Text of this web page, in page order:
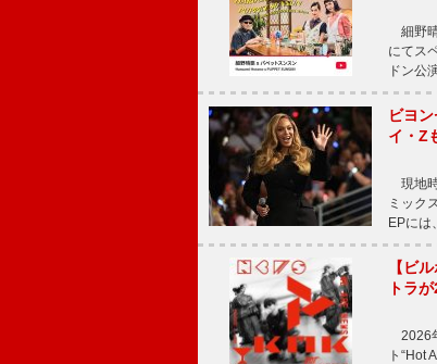
細野
にてス
ドン公
ビヨ
イ・Z
現地
ミック
EPに
【ビ
トラ
2026
ト“Hot